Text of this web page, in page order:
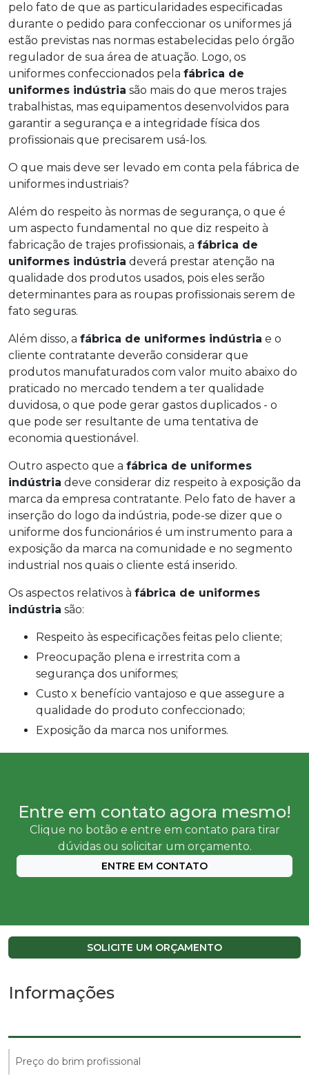
pelo fato de que as particularidades especificadas
durante o pedido para confeccionar os uniformes já
estão previstas nas normas estabelecidas pelo órgão
regulador de sua área de atuação. Logo, os
uniformes confeccionados pela fábrica de
uniformes indústria são mais do que meros trajes
trabalhistas, mas equipamentos desenvolvidos para
garantir a segurança e a integridade física dos
profissionais que precisarem usá-los.
O que mais deve ser levado em conta pela fábrica de
uniformes industriais?
Além do respeito às normas de segurança, o que é
um aspecto fundamental no que diz respeito à
fabricação de trajes profissionais, a fábrica de
uniformes indústria deverá prestar atenção na
qualidade dos produtos usados, pois eles serão
determinantes para as roupas profissionais serem de
fato seguras.
Além disso, a fábrica de uniformes indústria e o
cliente contratante deverão considerar que
produtos manufaturados com valor muito abaixo do
praticado no mercado tendem a ter qualidade
duvidosa, o que pode gerar gastos duplicados - o
que pode ser resultante de uma tentativa de
economia questionável.
Outro aspecto que a fábrica de uniformes
indústria deve considerar diz respeito à exposição da
marca da empresa contratante. Pelo fato de haver a
inserção do logo da indústria, pode-se dizer que o
uniforme dos funcionários é um instrumento para a
exposição da marca na comunidade e no segmento
industrial nos quais o cliente está inserido.
Os aspectos relativos à fábrica de uniformes
indústria são:
Respeito às especificações feitas pelo cliente;
Preocupação plena e irrestrita com a
segurança dos uniformes;
Custo x benefício vantajoso e que assegure a
qualidade do produto confeccionado;
Exposição da marca nos uniformes.
Entre em contato agora mesmo!
Clique no botão e entre em contato para tirar
dúvidas ou solicitar um orçamento.
ENTRE EM CONTATO
SOLICITE UM ORÇAMENTO
Informações
Preço do brim profissional